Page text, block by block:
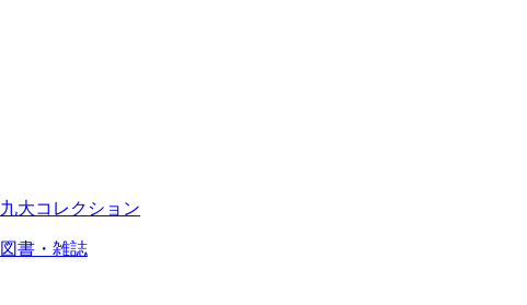
九大コレクション
図書・雑誌